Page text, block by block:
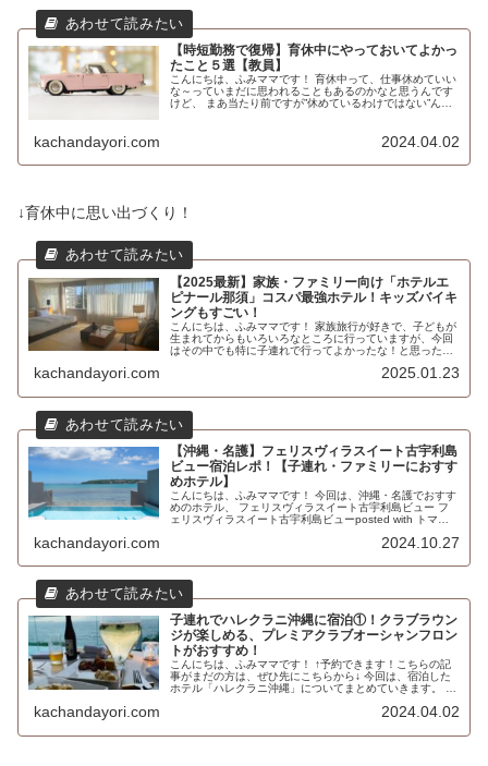
【時短勤務で復帰】育休中にやっておいてよかっ
たこと５選【教員】
こんにちは、ふみママです！ 育休中って、仕事休めていい
な～っていまだに思われることもあるのかなと思うんです
けど、 まあ当たり前ですが”休めているわけではない”んで
kachandayori.com 2024.04.02
↓育休中に思い出づくり！
【2025最新】家族・ファミリー向け「ホテルエ
ピナール那須」コスパ最強ホテル！キッズバイキ
ングもすごい！
こんにちは、ふみママです！ 家族旅行が好きで、子どもが
生まれてからもいろいろなところに行っていますが、今回
はその中でも特に子連れで行ってよかったな！と思った、
kachandayori.com 2025.01.23
【沖縄・名護】フェリスヴィラスイート古宇利島
ビュー宿泊レポ！【子連れ・ファミリーにおすす
めホテル】
こんにちは、ふみママです！ 今回は、沖縄・名護でおすす
めのホテル、 フェリスヴィラスイート古宇利島ビュー フ
ェリスヴィラスイート古宇利島ビューposted with トマレ
kachandayori.com 2024.10.27
子連れでハレクラニ沖縄に宿泊①！クラブラウン
ジが楽しめる、プレミアクラブオーシャンフロン
トがおすすめ！
こんにちは、ふみママです！ ↑予約できます！こちらの記
事がまだの方は、ぜひ先にこちらから↓ 今回は、宿泊した
ホテル「ハレクラニ沖縄」についてまとめていきます。 実
kachandayori.com 2024.04.02